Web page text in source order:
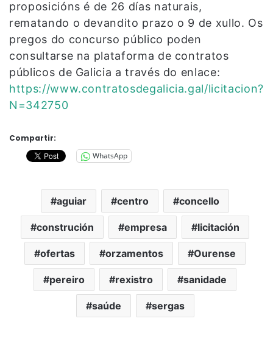
proposicións é de 26 días naturais,
rematando o devandito prazo o 9 de xullo. Os
pregos do concurso público poden
consultarse na plataforma de contratos
públicos de Galicia a través do enlace:
https://www.contratosdegalicia.gal/licitacion?
N=342750
Compartir:
WhatsApp
aguiar centro concello
construción empresa licitación
ofertas orzamentos Ourense
pereiro rexistro sanidade
saúde sergas